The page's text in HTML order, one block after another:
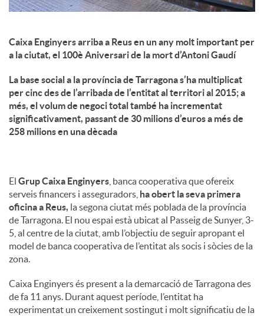
Caixa Enginyers arriba a Reus en un any molt important per
a la ciutat, el 100è Aniversari de la mort d’Antoni Gaudí
La base social a la província de Tarragona s’ha multiplicat
per cinc des de l’arribada de l’entitat al territori al 2015; a
més, el volum de negoci total també ha incrementat
significativament, passant de 30 milions d’euros a més de
258 milions en una dècada
El Grup Caixa Enginyers , banca cooperativa que ofereix
serveis financers i asseguradors, ha obert la seva primera
oficina a Reus, la segona ciutat més poblada de la província
de Tarragona. El nou espai està ubicat al Passeig de Sunyer, 3-
5, al centre de la ciutat, amb l’objectiu de seguir apropant el
model de banca cooperativa de l’entitat als socis i sòcies de la
zona.
Caixa Enginyers és present a la demarcació de Tarragona des
de fa 11 anys. Durant aquest període, l’entitat ha
experimentat un creixement sostingut i molt significatiu de la